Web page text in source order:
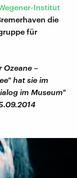
Institut
die
für
Ozeane –
hat sie im
im Museum"